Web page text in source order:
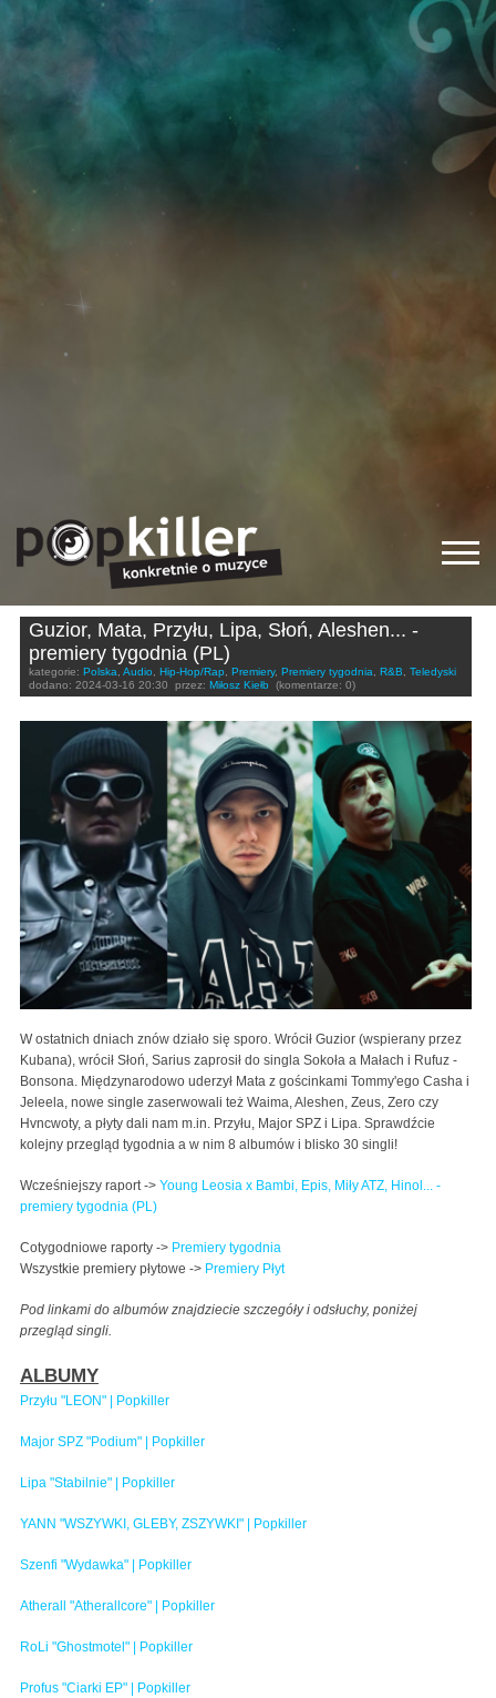
Guzior, Mata, Przyłu, Lipa, Słoń, Aleshen... -
premiery tygodnia (PL)
kategorie: Polska, Audio, Hip-Hop/Rap, Premiery, Premiery tygodnia, R&B, Teledyski
dodano: 2024-03-16 20:30 przez: Miłosz Kiełb (komentarze: 0)
W ostatnich dniach znów działo się sporo. Wrócił Guzior (wspierany przez
Kubana), wrócił Słoń, Sarius zaprosił do singla Sokoła a Małach i Rufuz -
Bonsona. Międzynarodowo uderzył Mata z gościnkami Tommy'ego Casha i
Jeleela, nowe single zaserwowali też Waima, Aleshen, Zeus, Zero czy
Hvncwoty, a płyty dali nam m.in. Przyłu, Major SPZ i Lipa. Sprawdźcie
kolejny przegląd tygodnia a w nim 8 albumów i blisko 30 singli!
Wcześniejszy raport -> Young Leosia x Bambi, Epis, Miły ATZ, Hinol... -
premiery tygodnia (PL)
Cotygodniowe raporty -> Premiery tygodnia
Wszystkie premiery płytowe -> Premiery Płyt
Pod linkami do albumów znajdziecie szczegóły i odsłuchy, poniżej
przegląd singli.
ALBUMY
Przyłu "LEON" | Popkiller
Major SPZ "Podium" | Popkiller
Lipa "Stabilnie" | Popkiller
YANN "WSZYWKI, GLEBY, ZSZYWKI" | Popkiller
Szenfi "Wydawka" | Popkiller
Atherall "Atherallcore" | Popkiller
RoLi "Ghostmotel" | Popkiller
Profus "Ciarki EP" | Popkiller